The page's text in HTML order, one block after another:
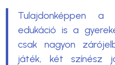
Tulajdonképpen
edukáció is a
csak nagyon
játék, két színész